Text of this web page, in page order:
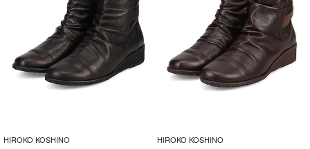
HIROKO KOSHINO HIROKO KOSHINO